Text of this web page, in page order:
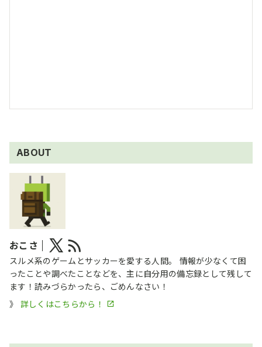
ABOUT
おこさ
スルメ系のゲームとサッカーを愛する人間。 情報が少なくて困
ったことや調べたことなどを、主に自分用の備忘録として残して
ます！読みづらかったら、ごめんなさい！
》 詳しくはこちらから！